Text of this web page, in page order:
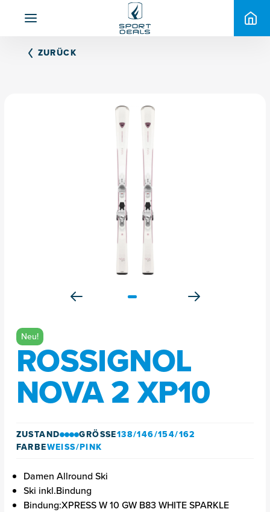
ZURÜCK
Neu!
ROSSIGNOL
NOVA 2 XP10
ZUSTAND GRÖSSE138/146/154/162
FARBEWEISS/PINK
Damen Allround Ski
Ski inkl.Bindung
Bindung:XPRESS W 10 GW B83 WHITE SPARKLE